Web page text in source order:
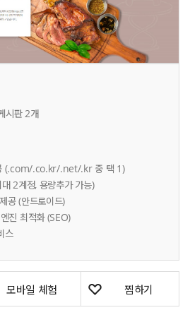
시판 2개
(.com/.co.kr/.net/.kr 중 택 1)
2계정, 용량추가 가능)
공 (안드로이드)
진 최적화 (SEO)
스
모바일 체험